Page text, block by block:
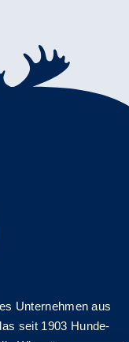
Unternehmen aus
seit 1903 Hunde-